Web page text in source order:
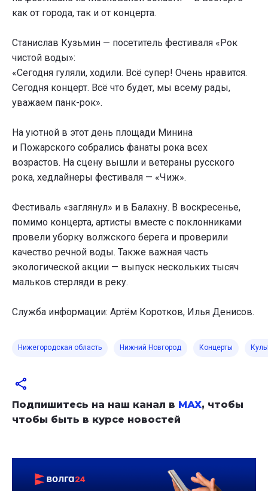
как от города, так и от концерта.
Станислав Кузьмин — посетитель фестиваля «Рок
чистой воды»:
«Сегодня гуляли, ходили. Всё супер! Очень нравится.
Сегодня концерт. Всё что будет, мы всему рады,
уважаем панк-рок».
На уютной в этот день площади Минина
и Пожарского собрались фанаты рока всех
возрастов. На сцену вышли и ветераны русского
рока, хедлайнеры фестиваля — «Чиж».
Фестиваль «заглянул» и в Балахну. В воскресенье,
помимо концерта, артисты вместе с поклонниками
провели уборку волжского берега и проверили
качество речной воды. Также важная часть
экологической акции — выпуск нескольких тысяч
мальков стерляди в реку.
Служба информации: Артём Коротков, Илья Денисов.
Нижегородская область Нижний Новгород Концерты
Подпишитесь на наш канал в МАХ, чтобы
чтобы быть в курсе новостей